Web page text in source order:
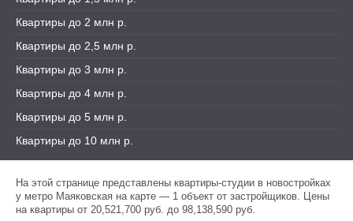
Квартиры до 2 млн р.
Квартиры до 2,5 млн р.
Квартиры до 3 млн р.
Квартиры до 4 млн р.
Квартиры до 5 млн р.
Квартиры до 10 млн р.
На этой странице представлены квартиры-студии в новостройках
у метро Маяковская на карте — 1 объект от застройщиков. Цены
на квартиры от 20,521,700 руб. до 98,138,590 руб.